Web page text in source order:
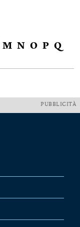
M N O P Q
PUBBLICITÀ